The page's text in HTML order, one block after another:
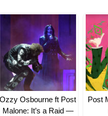
Ozzy Osbourne ft Post
Malone: It’s a Raid —
Post